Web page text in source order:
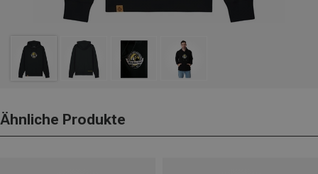
Ähnliche Produkte